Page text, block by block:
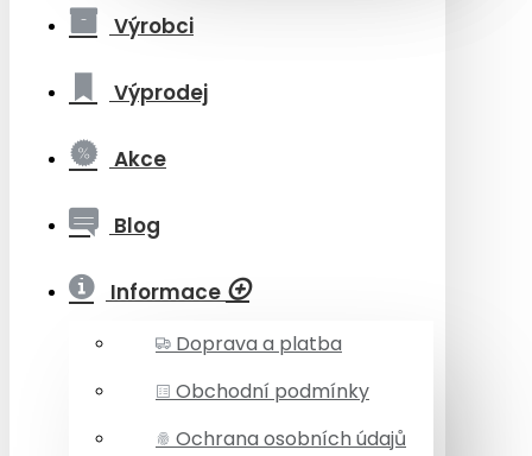
Výrobci
Výprodej
Akce
Blog
Informace
Doprava a platba
Obchodní podmínky
Ochrana osobních údajů